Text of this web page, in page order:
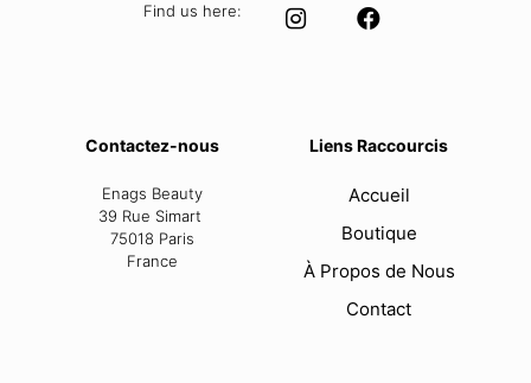
Find us here:
Contactez-nous
Enags Beauty
39 Rue Simart
75018 Paris
France
Liens Raccourcis
Accueil
Boutique
À Propos de Nous
Contact